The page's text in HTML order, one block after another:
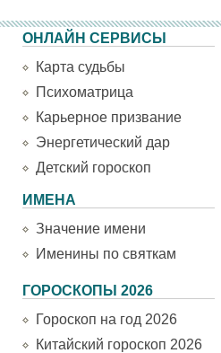
ОНЛАЙН СЕРВИСЫ
Карта судьбы
Психоматрица
Карьерное призвание
Энергетический дар
Детский гороскоп
ИМЕНА
Значение имени
Именины по святкам
ГОРОСКОПЫ 2026
Гороскоп на год 2026
Китайский гороскоп 2026